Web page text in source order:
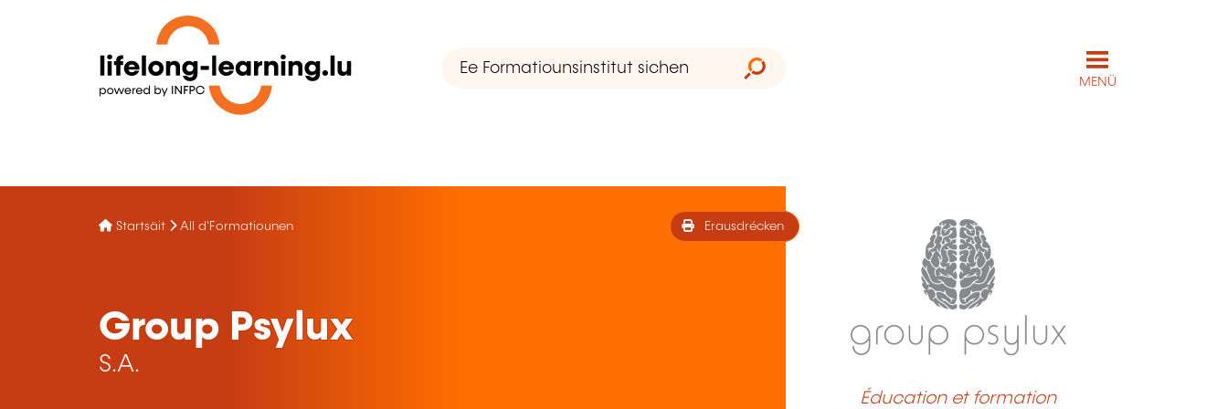
MENÜ
Startsäit All d'Formatiounen Erausdrécken
Group Psylux
S.A.
Éducation et formation